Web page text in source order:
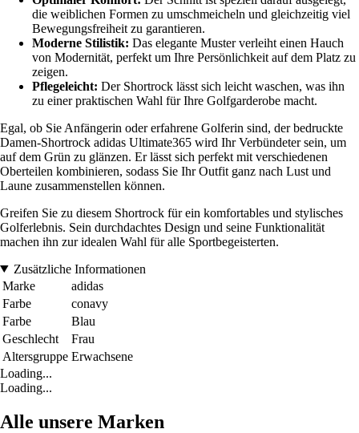
die weiblichen Formen zu umschmeicheln und gleichzeitig viel
Bewegungsfreiheit zu garantieren.
Moderne Stilistik: Das elegante Muster verleiht einen Hauch
von Modernität, perfekt um Ihre Persönlichkeit auf dem Platz zu
zeigen.
Pflegeleicht: Der Shortrock lässt sich leicht waschen, was ihn
zu einer praktischen Wahl für Ihre Golfgarderobe macht.
Egal, ob Sie Anfängerin oder erfahrene Golferin sind, der bedruckte
Damen-Shortrock adidas Ultimate365 wird Ihr Verbündeter sein, um
auf dem Grün zu glänzen. Er lässt sich perfekt mit verschiedenen
Oberteilen kombinieren, sodass Sie Ihr Outfit ganz nach Lust und
Laune zusammenstellen können.
Greifen Sie zu diesem Shortrock für ein komfortables und stylisches
Golferlebnis. Sein durchdachtes Design und seine Funktionalität
machen ihn zur idealen Wahl für alle Sportbegeisterten.
Zusätzliche Informationen
Marke
adidas
Farbe
conavy
Farbe
Blau
Geschlecht
Frau
Altersgruppe Erwachsene
Loading...
Loading...
Alle unsere Marken